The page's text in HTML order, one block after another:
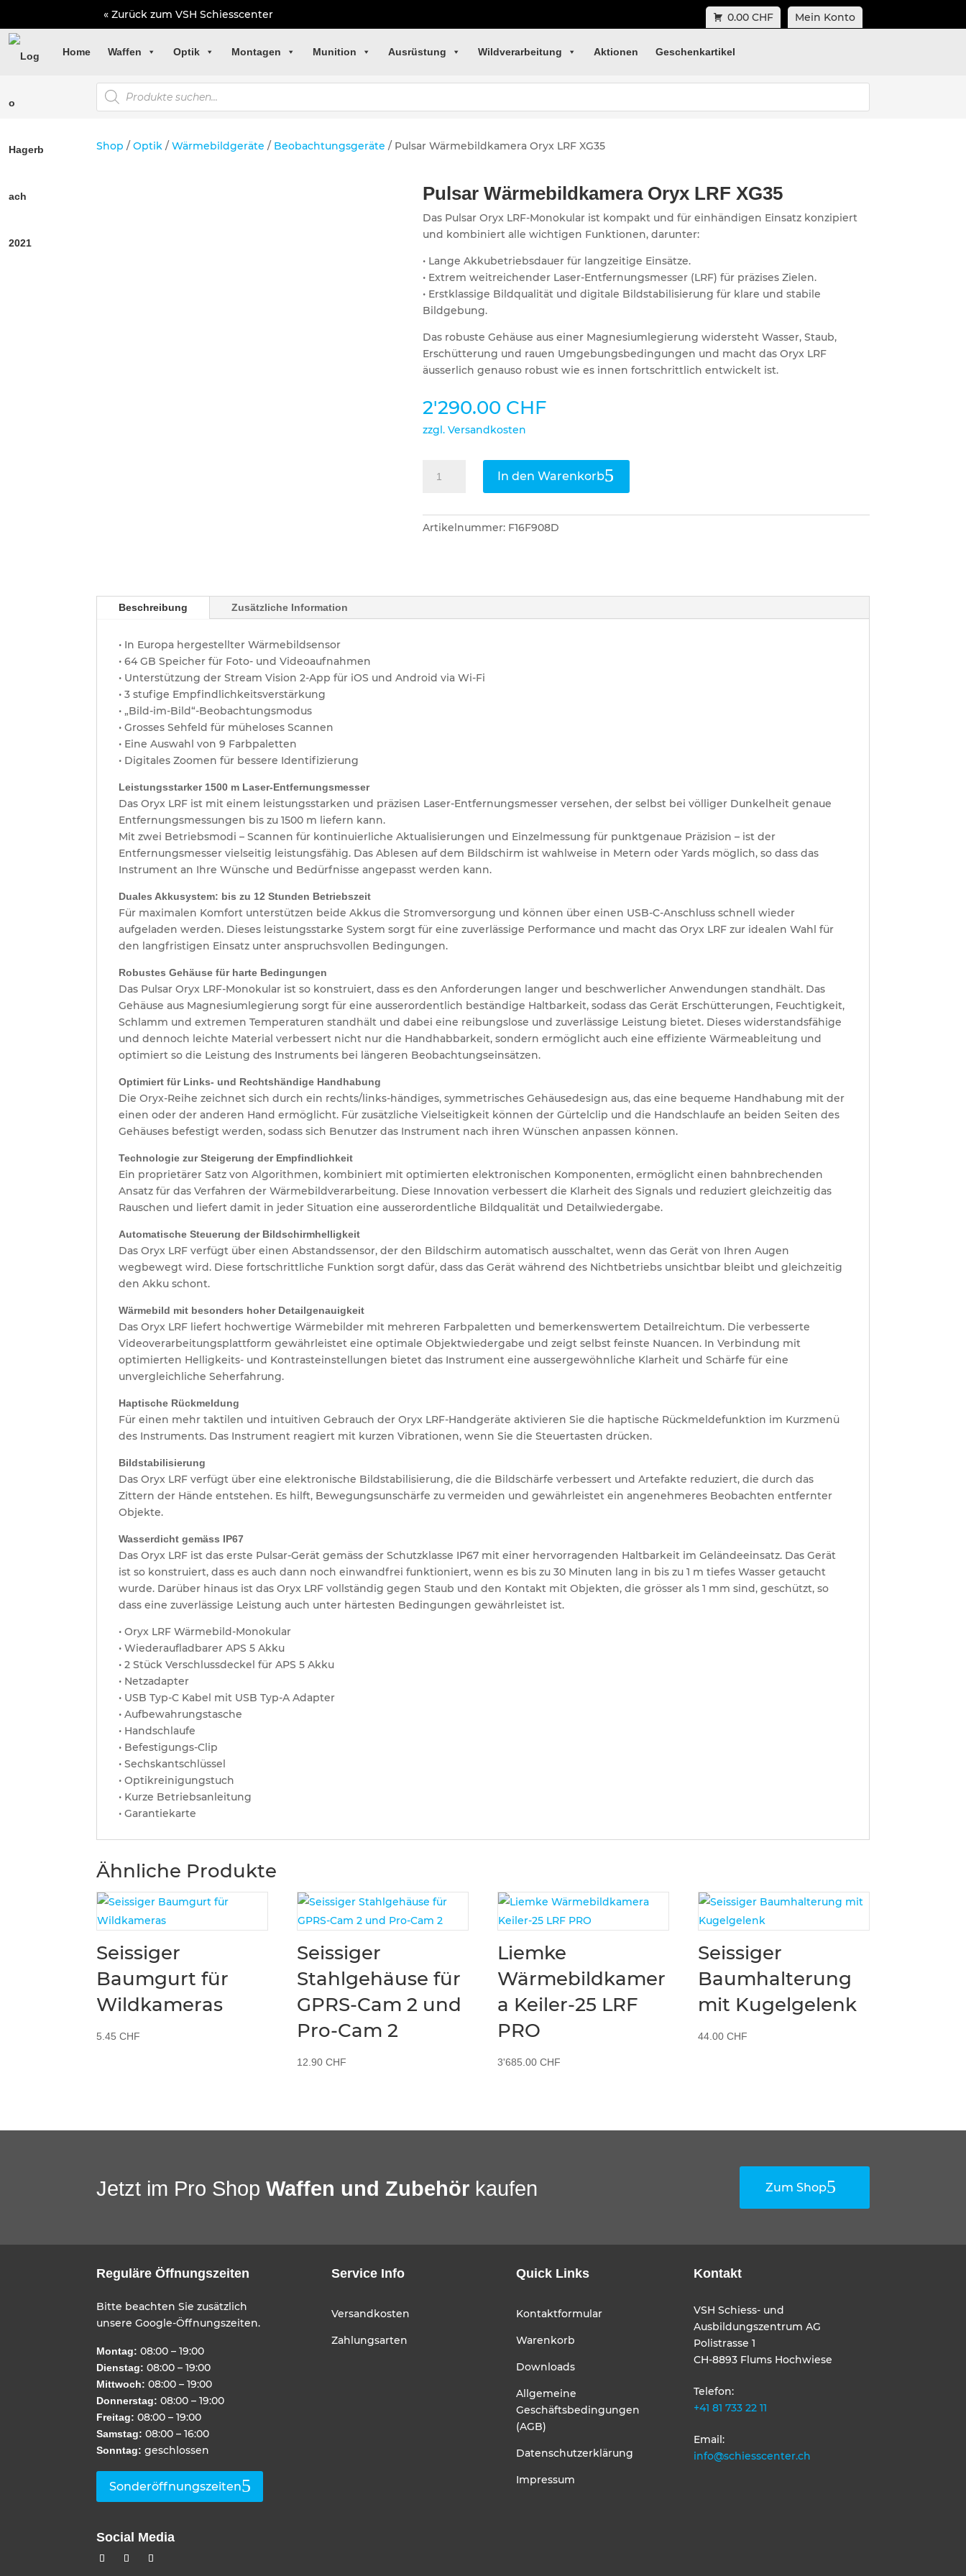
« Zurück zum VSH Schiesscenter 0.00 CHF Mein Konto
Home Waffen Optik Montagen Munition Ausrüstung Wildverarbeitung Aktionen Geschenkartikel
Products
search
Shop /Optik /Wärmebildgeräte / Beobachtungsgeräte / Pulsar Wärmebildkamera Oryx LRF XG35
Pulsar Wärmebildkamera Oryx LRF XG35
Das Pulsar Oryx LRF-Monokular ist kompakt und für einhändigen Einsatz konzipiert
und kombiniert alle wichtigen Funktionen, darunter:
• Lange Akkubetriebsdauer für langzeitige Einsätze.
• Extrem weitreichender Laser-Entfernungsmesser (LRF) für präzises Zielen.
• Erstklassige Bildqualität und digitale Bildstabilisierung für klare und stabile
Bildgebung.
Das robuste Gehäuse aus einer Magnesiumlegierung widersteht Wasser, Staub,
Erschütterung und rauen Umgebungsbedingungen und macht das Oryx LRF
äusserlich genauso robust wie es innen fortschrittlich entwickelt ist.
2'290.00 CHF
zzgl. Versandkosten
Wärmebildkamera
LRF
XG35
In den Warenkorb
Artikelnummer: F16F908D
Beschreibung Zusätzliche Information
• In Europa hergestellter Wärmebildsensor
• 64 GB Speicher für Foto- und Videoaufnahmen
• Unterstützung der Stream Vision 2-App für iOS und Android via Wi-Fi
• 3 stufige Empfindlichkeitsverstärkung
• „Bild-im-Bild“-Beobachtungsmodus
• Grosses Sehfeld für müheloses Scannen
• Eine Auswahl von 9 Farbpaletten
• Digitales Zoomen für bessere Identifizierung
Leistungsstarker 1500 m Laser-Entfernungsmesser
Das Oryx LRF ist mit einem leistungsstarken und präzisen Laser-Entfernungsmesser versehen, der selbst bei völliger Dunkelheit genaue
Entfernungsmessungen bis zu 1500 m liefern kann.
Mit zwei Betriebsmodi – Scannen für kontinuierliche Aktualisierungen und Einzelmessung für punktgenaue Präzision – ist der
Entfernungsmesser vielseitig leistungsfähig. Das Ablesen auf dem Bildschirm ist wahlweise in Metern oder Yards möglich, so dass das
Instrument an Ihre Wünsche und Bedürfnisse angepasst werden kann.
Duales Akkusystem: bis zu 12 Stunden Betriebszeit
Für maximalen Komfort unterstützen beide Akkus die Stromversorgung und können über einen USB-C-Anschluss schnell wieder
aufgeladen werden. Dieses leistungsstarke System sorgt für eine zuverlässige Performance und macht das Oryx LRF zur idealen Wahl für
den langfristigen Einsatz unter anspruchsvollen Bedingungen.
Robustes Gehäuse für harte Bedingungen
Das Pulsar Oryx LRF-Monokular ist so konstruiert, dass es den Anforderungen langer und beschwerlicher Anwendungen standhält. Das
Gehäuse aus Magnesiumlegierung sorgt für eine ausserordentlich beständige Haltbarkeit, sodass das Gerät Erschütterungen, Feuchtigkeit,
Schlamm und extremen Temperaturen standhält und dabei eine reibungslose und zuverlässige Leistung bietet. Dieses widerstandsfähige
und dennoch leichte Material verbessert nicht nur die Handhabbarkeit, sondern ermöglicht auch eine effiziente Wärmeableitung und
optimiert so die Leistung des Instruments bei längeren Beobachtungseinsätzen.
Optimiert für Links- und Rechtshändige Handhabung
Die Oryx-Reihe zeichnet sich durch ein rechts/links-händiges, symmetrisches Gehäusedesign aus, das eine bequeme Handhabung mit der
einen oder der anderen Hand ermöglicht. Für zusätzliche Vielseitigkeit können der Gürtelclip und die Handschlaufe an beiden Seiten des
Gehäuses befestigt werden, sodass sich Benutzer das Instrument nach ihren Wünschen anpassen können.
Technologie zur Steigerung der Empfindlichkeit
Ein proprietärer Satz von Algorithmen, kombiniert mit optimierten elektronischen Komponenten, ermöglicht einen bahnbrechenden
Ansatz für das Verfahren der Wärmebildverarbeitung. Diese Innovation verbessert die Klarheit des Signals und reduziert gleichzeitig das
Rauschen und liefert damit in jeder Situation eine ausserordentliche Bildqualität und Detailwiedergabe.
Automatische Steuerung der Bildschirmhelligkeit
Das Oryx LRF verfügt über einen Abstandssensor, der den Bildschirm automatisch ausschaltet, wenn das Gerät von Ihren Augen
wegbewegt wird. Diese fortschrittliche Funktion sorgt dafür, dass das Gerät während des Nichtbetriebs unsichtbar bleibt und gleichzeitig
den Akku schont.
Wärmebild mit besonders hoher Detailgenauigkeit
Das Oryx LRF liefert hochwertige Wärmebilder mit mehreren Farbpaletten und bemerkenswertem Detailreichtum. Die verbesserte
Videoverarbeitungsplattform gewährleistet eine optimale Objektwiedergabe und zeigt selbst feinste Nuancen. In Verbindung mit
optimierten Helligkeits- und Kontrasteinstellungen bietet das Instrument eine aussergewöhnliche Klarheit und Schärfe für eine
unvergleichliche Seherfahrung.
Haptische Rückmeldung
Für einen mehr taktilen und intuitiven Gebrauch der Oryx LRF-Handgeräte aktivieren Sie die haptische Rückmeldefunktion im Kurzmenü
des Instruments. Das Instrument reagiert mit kurzen Vibrationen, wenn Sie die Steuertasten drücken.
Bildstabilisierung
Das Oryx LRF verfügt über eine elektronische Bildstabilisierung, die die Bildschärfe verbessert und Artefakte reduziert, die durch das
Zittern der Hände entstehen. Es hilft, Bewegungsunschärfe zu vermeiden und gewährleistet ein angenehmeres Beobachten entfernter
Objekte.
Wasserdicht gemäss IP67
Das Oryx LRF ist das erste Pulsar-Gerät gemäss der Schutzklasse IP67 mit einer hervorragenden Haltbarkeit im Geländeeinsatz. Das Gerät
ist so konstruiert, dass es auch dann noch einwandfrei funktioniert, wenn es bis zu 30 Minuten lang in bis zu 1 m tiefes Wasser getaucht
wurde. Darüber hinaus ist das Oryx LRF vollständig gegen Staub und den Kontakt mit Objekten, die grösser als 1 mm sind, geschützt, so
dass eine zuverlässige Leistung auch unter härtesten Bedingungen gewährleistet ist.
• Oryx LRF Wärmebild-Monokular
• Wiederaufladbarer APS 5 Akku
• 2 Stück Verschlussdeckel für APS 5 Akku
• Netzadapter
• USB Typ-C Kabel mit USB Typ-A Adapter
• Aufbewahrungstasche
• Handschlaufe
• Befestigungs-Clip
• Sechskantschlüssel
• Optikreinigungstuch
• Kurze Betriebsanleitung
• Garantiekarte
Ähnliche Produkte
Seissiger
Baumgurt für
Wildkameras
5.45CHF
Seissiger
Stahlgehäuse für
GPRS-Cam 2 und
Pro-Cam 2
12.90CHF
Liemke
Wärmebildkamer
a Keiler-25 LRF
PRO
3'685.00CHF
Seissiger
Baumhalterung
mit Kugelgelenk
44.00CHF
Jetzt im Pro ShopWaffen und Zubehör kaufen Zum Shop
Reguläre Öffnungszeiten
Bitte beachten Sie zusätzlich
unsere Google-Öffnungszeiten.
Montag: 08:00 – 19:00
Dienstag: 08:00 – 19:00
Mittwoch: 08:00 – 19:00
Donnerstag: 08:00 – 19:00
Freitag: 08:00 – 19:00
Samstag: 08:00 – 16:00
Sonntag: geschlossen
Sonderöffnungszeiten
Social Media
Service Info
Versandkosten
Zahlungsarten
Quick Links
Kontaktformular
Warenkorb
Downloads
Allgemeine
Geschäftsbedingungen
(AGB)
Datenschutzerklärung
Impressum
Kontakt
VSH Schiess- und
Ausbildungszentrum AG
Polistrasse 1
CH-8893 Flums Hochwiese
Telefon:
+41 81 733 22 11
Email:
info@schiesscenter.ch